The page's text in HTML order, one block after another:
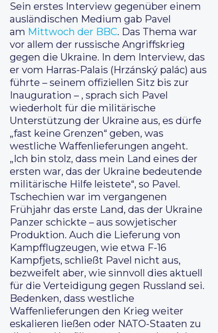
Sein erstes Interview gegenüber einem
ausländischen Medium gab Pavel
am Mittwoch der BBC. Das Thema war
vor allem der russische Angriffskrieg
gegen die Ukraine. In dem Interview, das
er vom Harras-Palais (Hrzánský palác) aus
führte – seinem offiziellen Sitz bis zur
Inauguration – , sprach sich Pavel
wiederholt für die militärische
Unterstützung der Ukraine aus, es dürfe
„fast keine Grenzen“ geben, was
westliche Waffenlieferungen angeht.
„Ich bin stolz, dass mein Land eines der
ersten war, das der Ukraine bedeutende
militärische Hilfe leistete“, so Pavel.
Tschechien war im vergangenen
Frühjahr das erste Land, das der Ukraine
Panzer schickte – aus sowjetischer
Produktion. Auch die Lieferung von
Kampfflugzeugen, wie etwa F-16
Kampfjets, schließt Pavel nicht aus,
bezweifelt aber, wie sinnvoll dies aktuell
für die Verteidigung gegen Russland sei.
Bedenken, dass westliche
Waffenlieferungen den Krieg weiter
eskalieren ließen oder NATO-Staaten zu